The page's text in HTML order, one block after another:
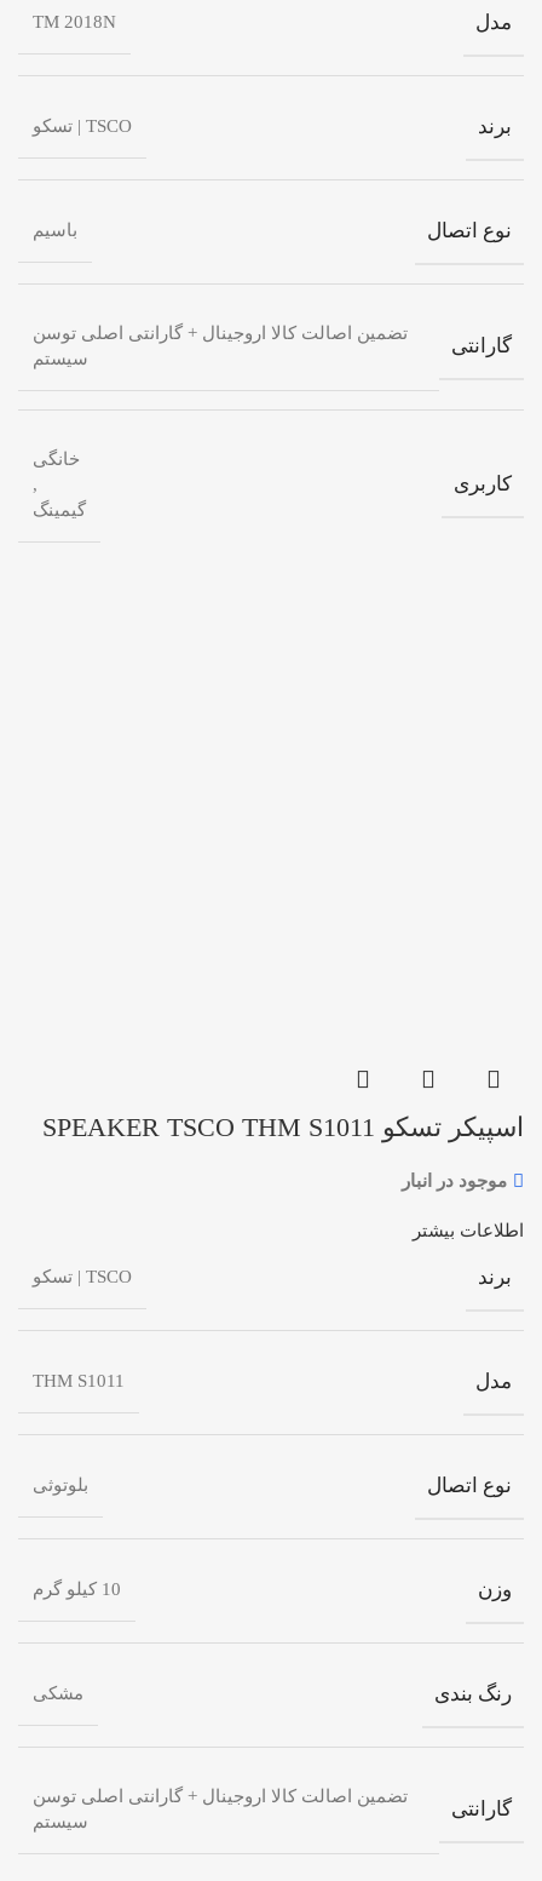
مدل TM 2018N
برند TSCO | تسکو
نوع اتصال باسیم
گارانتی
تضمین اصالت کالا اروجینال + گارانتی اصلی توسن
سیستم
کاربری
خانگی
,
گیمینگ
اسپیکر تسکو SPEAKER TSCO THM S1011
موجود در انبار
اطلاعات بیشتر
برند TSCO | تسکو
مدل THM S1011
نوع اتصال بلوتوثی
وزن 10 کیلو گرم
رنگ بندی مشکی
گارانتی
تضمین اصالت کالا اروجینال + گارانتی اصلی توسن
سیستم